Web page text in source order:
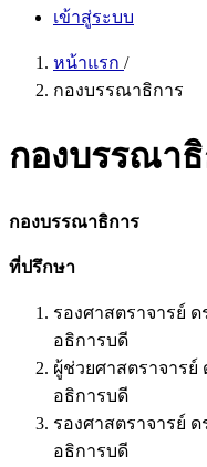
เข้าสู่ระบบ
หน้าแรก /
กองบรรณาธิการ
กองบรรณา
กองบรรณาธิการ
ที่ปรึกษา
รองศาสตราจารย์
อธิการบดี
ผู้ช่วยศาสตราจารย์
อธิการบดี
รองศาสตราจารย์
อธิการบดี